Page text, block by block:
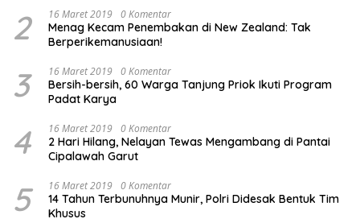
2 16 Maret 2019 0 Komentar
Menag Kecam Penembakan di New Zealand: Tak
Berperikemanusiaan!
3 16 Maret 2019 0 Komentar
Bersih-bersih, 60 Warga Tanjung Priok Ikuti Program
Padat Karya
4 16 Maret 2019 0 Komentar
2 Hari Hilang, Nelayan Tewas Mengambang di Pantai
Cipalawah Garut
5 16 Maret 2019 0 Komentar
14 Tahun Terbunuhnya Munir, Polri Didesak Bentuk Tim
Khusus